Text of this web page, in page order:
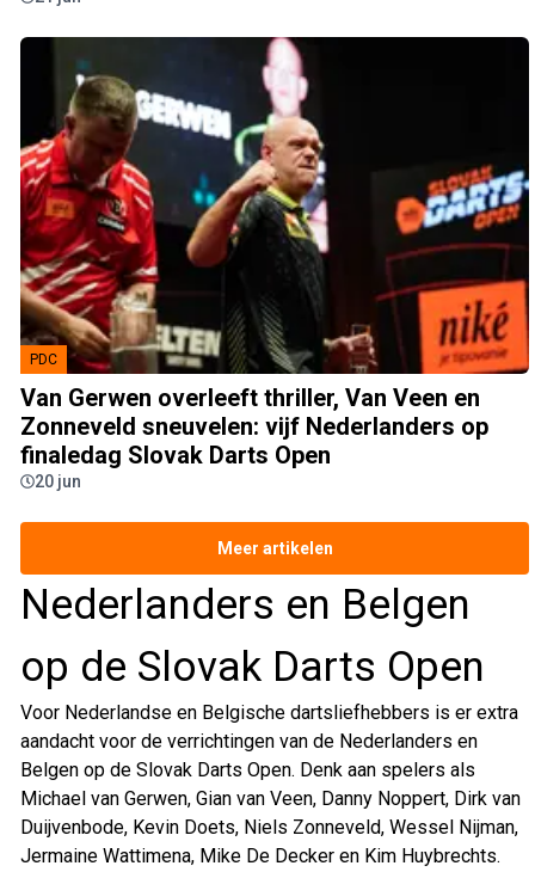
PDC
Van Gerwen overleeft thriller, Van Veen en
Zonneveld sneuvelen: vijf Nederlanders op
finaledag Slovak Darts Open
20 jun
Meer artikelen
Nederlanders en Belgen
op de Slovak Darts Open
Voor Nederlandse en Belgische dartsliefhebbers is er extra
aandacht voor de verrichtingen van de Nederlanders en
Belgen op de Slovak Darts Open. Denk aan spelers als
Michael van Gerwen, Gian van Veen, Danny Noppert, Dirk van
Duijvenbode, Kevin Doets, Niels Zonneveld, Wessel Nijman,
Jermaine Wattimena, Mike De Decker en Kim Huybrechts.